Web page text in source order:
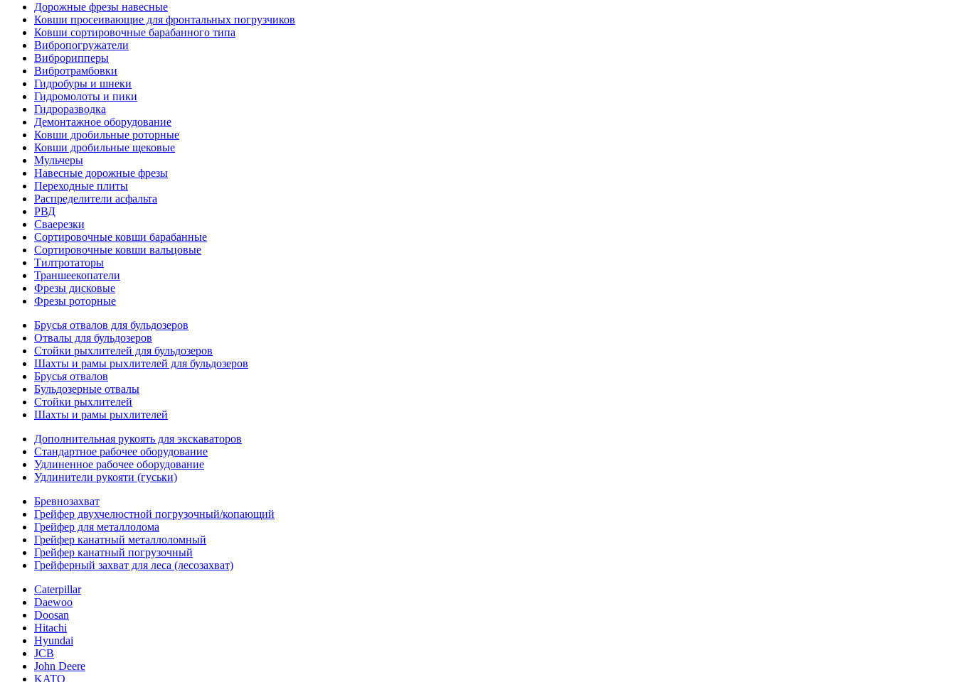
Дорожные фрезы навесные
Ковши просеивающие для фронтальных погрузчиков
Ковши сортировочные барабанного типа
Вибропогружатели
Виброрипперы
Вибротрамбовки
Гидробуры и шнеки
Гидромолоты и пики
Гидроразводка
Демонтажное оборудование
Ковши дробильные роторные
Ковши дробильные щековые
Мульчеры
Навесные дорожные фрезы
Переходные плиты
Распределители асфальта
РВД
Сваерезки
Сортировочные ковши барабанные
Сортировочные ковши вальцовые
Тилтротаторы
Траншеекопатели
Фрезы дисковые
Фрезы роторные
Брусья отвалов для бульдозеров
Отвалы для бульдозеров
Стойки рыхлителей для бульдозеров
Шахты и рамы рыхлителей для бульдозеров
Брусья отвалов
Бульдозерные отвалы
Стойки рыхлителей
Шахты и рамы рыхлителей
Дополнительная рукоять для экскаваторов
Стандартное рабочее оборудование
Удлиненное рабочее оборудование
Удлинители рукояти (гуськи)
Бревнозахват
Грейфер двухчелюстной погрузочный/копающий
Грейфер для металлолома
Грейфер канатный металлоломный
Грейфер канатный погрузочный
Грейферный захват для леса (лесозахват)
Caterpillar
Daewoo
Doosan
Hitachi
Hyundai
JCB
John Deere
KATO